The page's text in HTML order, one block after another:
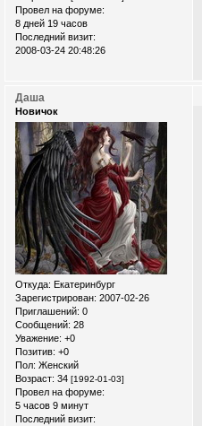
Провел на форуме:
8 дней 19 часов
Последний визит:
2008-03-24 20:48:26
Даша
Новичок
Откуда: Екатеринбург
Зарегистрирован: 2007-02-26
Приглашений: 0
Сообщений: 28
Уважение: +0
Позитив: +0
Пол: Женский
Возраст: 34 [1992-01-03]
Провел на форуме:
5 часов 9 минут
Последний визит: